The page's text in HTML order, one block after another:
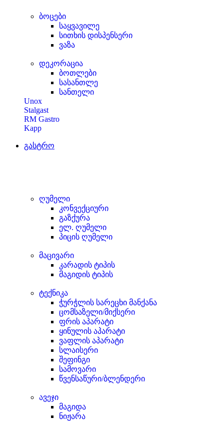
ბოცები
საყვავილე
სითხის დისპენსერი
ვაზა
დეკორაცია
ბოთლები
სასანთლე
სანთელი
Unox
Stalgast
RM Gastro
Kapp
გასტრო
ღუმელი
კონვექციური
გაზქურა
ელ. ღუმელი
პიცის ღუმელი
მაცივარი
კარადის ტიპის
მაგიდის ტიპის
ტექნიკა
ჭურჭლის სარეცხი მანქანა
ცომსაზელი/მიქსერი
ფრის აპარატი
ყინულის აპარატი
ვაფლის აპარატი
სლაისერი
შეფინგი
სამოვარი
წვენსაწური/ბლენდერი
ავეჯი
მაგიდა
ნიჟარა